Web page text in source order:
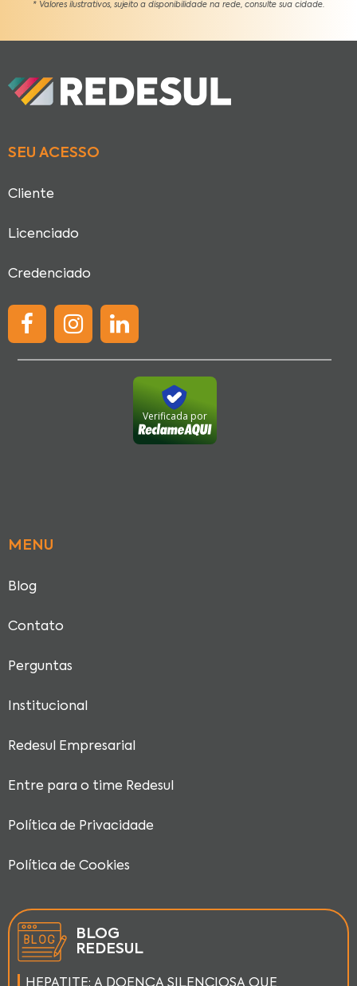
* Valores ilustrativos, sujeito a disponibilidade na rede, consulte sua cidade.
SEU ACESSO
Cliente
Licenciado
Credenciado
Verificada por
MENU
Blog
Contato
Perguntas
Institucional
Redesul Empresarial
Entre para o time Redesul
Política de Privacidade
Política de Cookies
BLOG
REDESUL